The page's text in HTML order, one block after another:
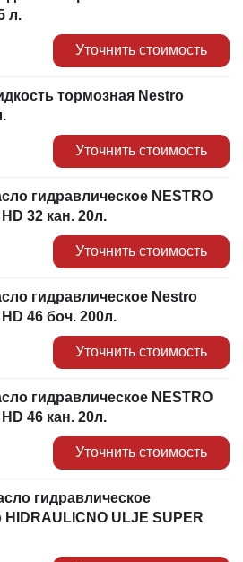
л.
Уточнить стоимость
тормозная Nestro
Уточнить стоимость
гидравлическое NESTRO
32 кан. 20л.
Уточнить стоимость
гидравлическое Nestro
46 боч. 200л.
Уточнить стоимость
гидравлическое NESTRO
46 кан. 20л.
Уточнить стоимость
гидравлическое
ULJE SUPER